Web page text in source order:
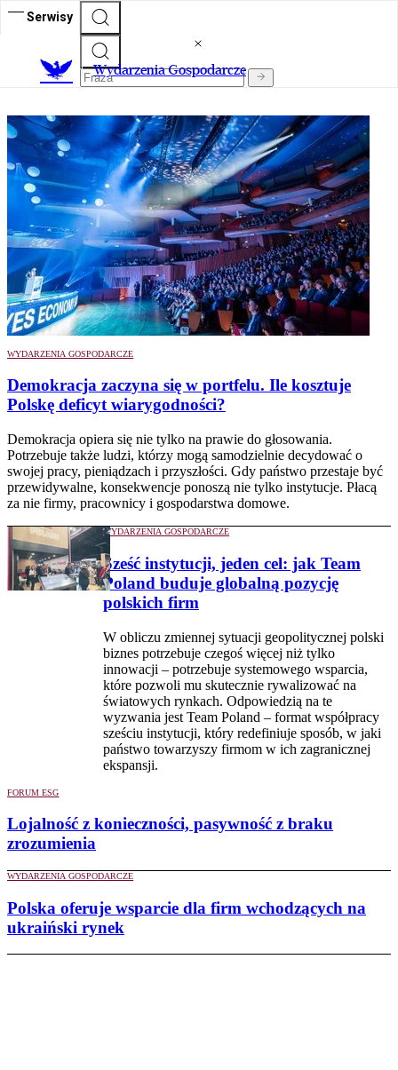
Serwisy
Wydarzenia Gospodarcze
WYDARZENIA GOSPODARCZE
Demokracja zaczyna się w portfelu. Ile kosztuje
Polskę deficyt wiarygodności?
Demokracja opiera się nie tylko na prawie do głosowania.
Potrzebuje także ludzi, którzy mogą samodzielnie decydować o
swojej pracy, pieniądzach i przyszłości. Gdy państwo przestaje być
przewidywalne, konsekwencje ponoszą nie tylko instytucje. Płacą
za nie firmy, pracownicy i gospodarstwa domowe.
WYDARZENIA GOSPODARCZE
Sześć instytucji, jeden cel: jak Team
Poland buduje globalną pozycję
polskich firm
W obliczu zmiennej sytuacji geopolitycznej polski
biznes potrzebuje czegoś więcej niż tylko
innowacji – potrzebuje systemowego wsparcia,
które pozwoli mu skutecznie rywalizować na
światowych rynkach. Odpowiedzią na te
wyzwania jest Team Poland – format współpracy
sześciu instytucji, który redefiniuje sposób, w jaki
państwo towarzyszy firmom w ich zagranicznej
ekspansji.
FORUM ESG
Lojalność z konieczności, pasywność z braku
zrozumienia
WYDARZENIA GOSPODARCZE
Polska oferuje wsparcie dla firm wchodzących na
ukraiński rynek